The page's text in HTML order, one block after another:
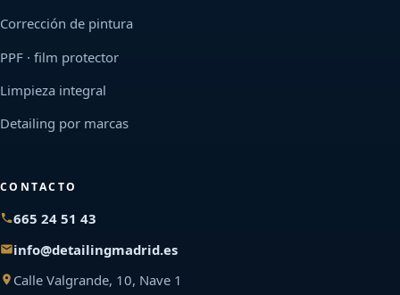
Corrección de pintura
PPF · film protector
Limpieza integral
Detailing por marcas
CONTACTO
665 24 51 43
info@detailingmadrid.es
Calle Valgrande, 10, Nave 1